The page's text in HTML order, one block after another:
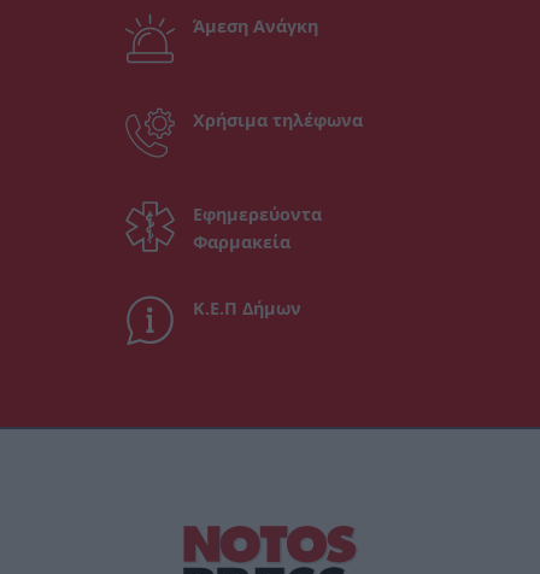
Άμεση Ανάγκη
Χρήσιμα τηλέφωνα
Εφημερεύοντα
Φαρμακεία
Κ.Ε.Π Δήμων